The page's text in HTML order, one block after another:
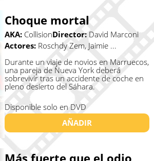
Choque mortal
AKA: CollisionDirector: David Marconi
Actores: Roschdy Zem, Jaimie ...
Durante un viaje de novios en Marruecos,
una pareja de Nueva York deberá
sobrevivir tras un accidente de coche en
pleno desierto del Sáhara.
Disponible solo en DVD
AÑADIR